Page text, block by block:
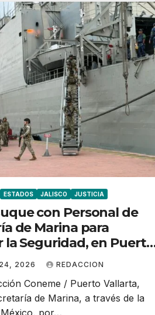
ESTADOS JALISCO JUSTICIA
con Personal de
de Marina para
la Seguridad, en Puerto
24, 2026 REDACCION
Coneme / Puerto Vallarta,
de Marina, a través de la
por…